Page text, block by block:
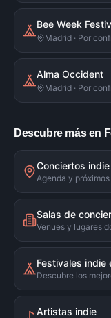
Bee Week
Madrid · Por
Alma Occident
Madrid · Por
Descubre más en
Conciertos
Agenda y
Salas de
Venues y lugares
Festivales indie
Descubre los
Artistas indie